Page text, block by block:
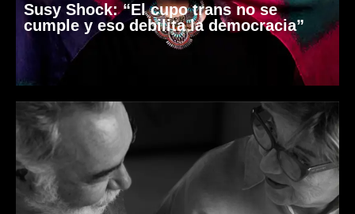
Susy Shock: “El cupo trans no se
cumple y eso debilita la democracia”